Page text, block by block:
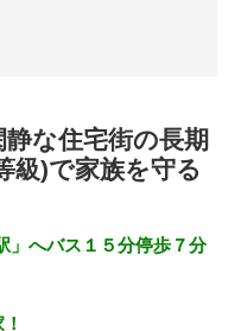
な住宅街の長期
級)で家族を守る
」へバス１５分停歩７分